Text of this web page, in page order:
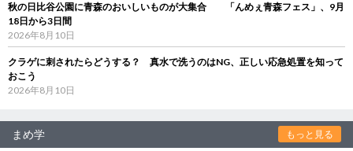
秋の日比谷公園に青森のおいしいものが大集合 「んめぇ青森フェス」、9月
18日から3日間
2026年8月10日
クラゲに刺されたらどうする？ 真水で洗うのはNG、正しい応急処置を知って
おこう
2026年8月10日
まめ学 もっと見る